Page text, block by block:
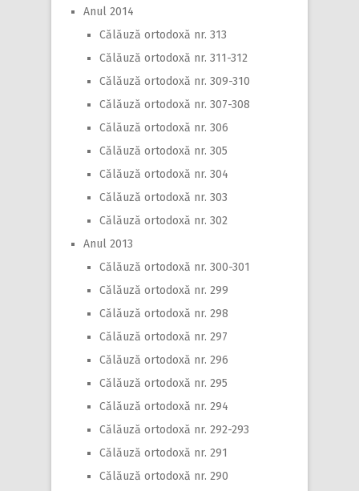
Anul 2014
Călăuză ortodoxă nr. 313
Călăuză ortodoxă nr. 311-312
Călăuză ortodoxă nr. 309-310
Călăuză ortodoxă nr. 307-308
Călăuză ortodoxă nr. 306
Călăuză ortodoxă nr. 305
Călăuză ortodoxă nr. 304
Călăuză ortodoxă nr. 303
Călăuză ortodoxă nr. 302
Anul 2013
Călăuză ortodoxă nr. 300-301
Călăuză ortodoxă nr. 299
Călăuză ortodoxă nr. 298
Călăuză ortodoxă nr. 297
Călăuză ortodoxă nr. 296
Călăuză ortodoxă nr. 295
Călăuză ortodoxă nr. 294
Călăuză ortodoxă nr. 292-293
Călăuză ortodoxă nr. 291
Călăuză ortodoxă nr. 290